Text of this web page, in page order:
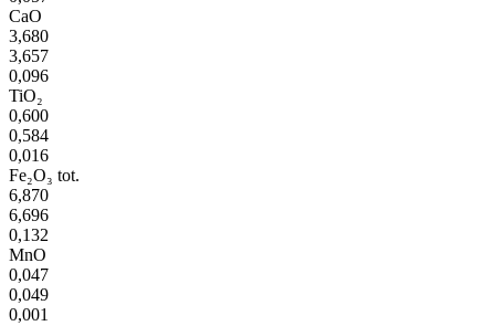
CaO
3,680
3,657
0,096
TiO₂
0,600
0,584
0,016
Fe₂O₃ tot.
6,870
6,696
0,132
MnO
0,047
0,049
0,001